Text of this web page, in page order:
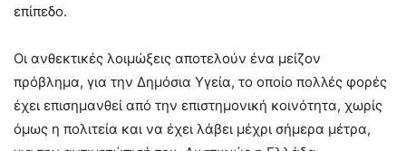
επίπεδο.
Οι ανθεκτικές λοιμώξεις αποτελούν ένα μείζον
πρόβλημα, για την Δημόσια Υγεία, το οποίο πολλές φορές
έχει επισημανθεί από την επιστημονική κοινότητα, χωρίς
όμως η πολιτεία και να έχει λάβει μέχρι σήμερα μέτρα,